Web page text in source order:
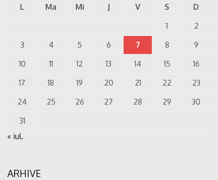
L Ma Mi J V S
D
1
2
3
4 5 6 7 8
9
10
11 12 13 14 15
16
17
18 19 20 21 22
23
24
25 26 27 28 29
30
31
« iul.
ARHIVE